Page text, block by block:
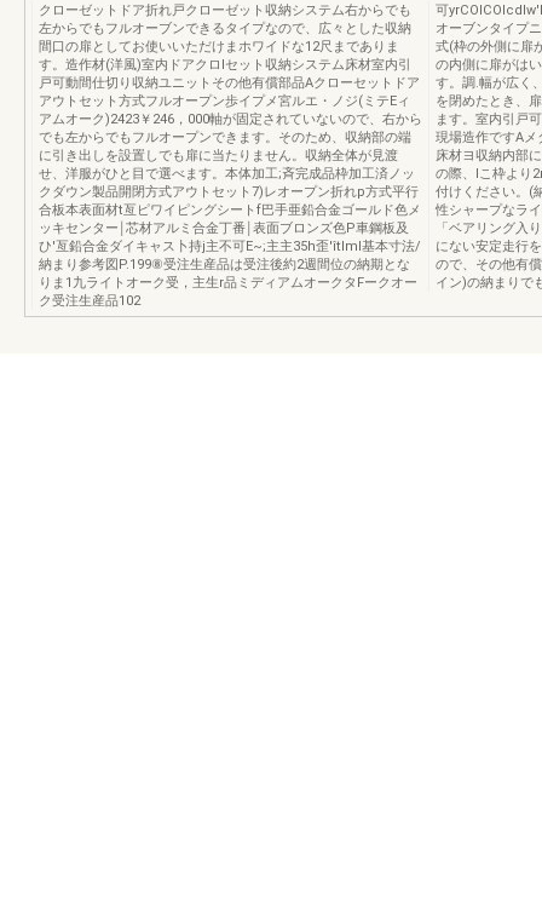
クローゼットドア折れ戸クローゼット収納システム右からでも
左からでもフルオーブンできるタイプなので、広々とした収納
間口の扉としてお使いいただけまホワイドな12尺までありま
す。造作材(洋風)室内ドアクロlセット収納システム床材室内引
戸可動間仕切り収納ユニットその他有償部品Aクローセットドア
アウトセット方式フルオープン歩イプメ宮ルエ・ノジ(ミテEィ
アムオーク)2423￥246，000軸が固定されていないので、右から
でも左からでもフルオープンできます。そのため、収納部の端
に引き出しを設置しでも扉に当たりません。収納全体が見渡
せ、洋服がひと目で選べます。本体加工;斉完成品枠加工済ノッ
クダウン製品開閉方式アウトセット7)レオープン折れp方式平行
合板本表面材t亙ピワイピングシートf巴手亜鉛合金ゴールド色メ
ッキセンター￨芯材アルミ合金丁番￨表面ブロンズ色P車鋼板及
ひ'亙鉛合金ダイキャス卜持j主不可E~;主主35h歪'îtlml基本寸法/
納まり参考図P.199⑧受注生産品は受注後約2週間位の納期とな
りま1九ライトオーク受，主生r品ミディアムオークタFークオー
ク受注生産品102
可
オーブンタイプ
式(枠の外側に扉
の内側に扉がは
す。調.幅が広く
を閉めたとき、
ます。室内引戸
現場造作ですA
床材ヨ収納内部
の際、lこ枠より
付けください。(
性シャープなラ
「ベアリング入
にない安定走行
ので、その他有
イン)の納まりで